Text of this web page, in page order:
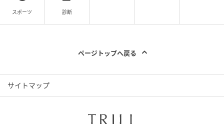
大学時代にはプロスノーボーダーとしてW杯に出場
として１３年間勤務。
スポーツ 診断
ページトップへ戻る
サイトマップ